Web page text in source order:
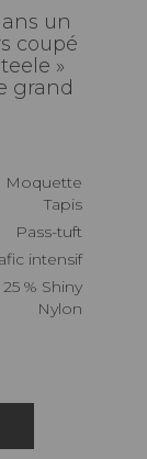
un
coupé
»
grand
Moquette
Tapis
Pass-tuft
intensif
Nylon